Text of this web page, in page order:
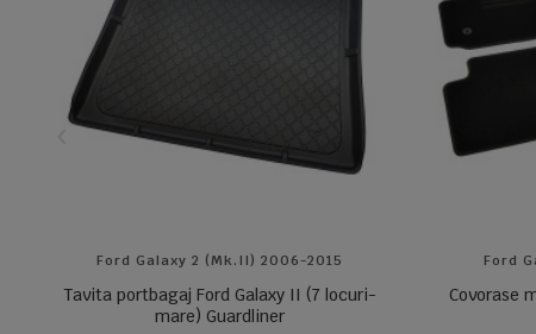
Ford Galaxy 2 (Mk.II) 2006-2015
Tavita portbagaj Ford Galaxy II (7 locuri-
mare) Guardliner
Ford
Covorase